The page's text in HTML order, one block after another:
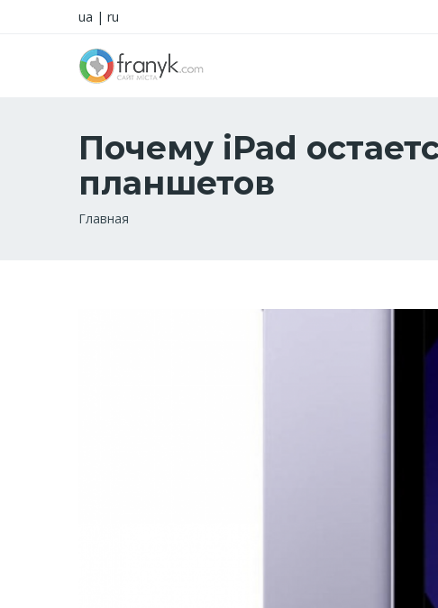
ua | ru
Почему iPad
планшетов
Строка
Главная